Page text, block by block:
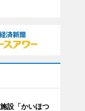
設「かいほつ